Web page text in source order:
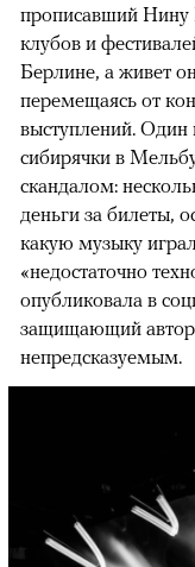
прописавший Нину
клубов и
Берлине, а живет
перемещаясь от
выступлений. Один
сибирячки в
скандалом:
деньги за билеты,
какую музыку
«недостаточно
опубликовала в
защищающий
непредсказуемым.